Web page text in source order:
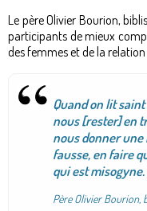
Le père Olivier Bourion,
participants de mieux
des femmes et de la
Quand on lit
nous [rester] en
nous donner
fausse, en faire
qui est misogyne.
Père Olivier Bourion,